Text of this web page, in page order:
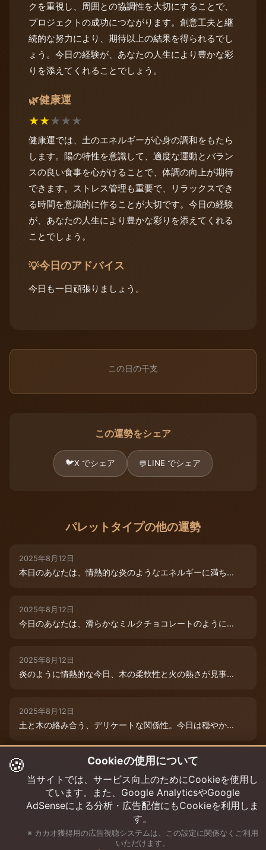
クを重視し、周囲との協調性を大切にすることで、
プロジェクトの成功につながります。創意工夫と継
続的な努力により、期待以上の結果を得られるでし
ょう。今日の経験が、あなたの人生により豊かな彩
りを添えてくれることでしょう。
🌿健康運
★★★★★
健康運では、土のエネルギーが心身の調和をもたら
します。陽の特性を意識して、適度な運動とバラン
スの良い食事を心がけることで、体調の向上が期待
できます。ストレス管理も重要で、リラックスでき
る時間を意識的に作ることが大切です。今日の経験
が、あなたの人生により豊かな彩りを添えてくれる
ことでしょう。
💡今日のアドバイス
今日も一日頑張りましょう。
この日の干支
この運勢をシェア
🐦X でシェア 💬LINE でシェア
パレットタイプの他の運勢
2025年8月12日
本日のあなたは、情熱的な炎のようなエネルギーに満ち...
2025年8月12日
今日のあなたは、滑らかなミルクチョコレートのように...
2025年8月12日
炎のように情熱的な今日、木の柔軟性と火の熱さが見事...
2025年8月12日
土と木の絡み合う、デリケートな関係性。今日は穏やか...
2025年8月12日
本日は、木と水の絶妙な相生エネルギーが、あなたの可...
🍪 Cookieの使用について
当サイトでは、サービス向上のためにCookieを使用し
ています。また、Google AnalyticsやGoogle
AdSenseによる分析・広告配信にもCookieを利用しま
す。
※ カカオ獲得用の広告視聴システムは、この設定に関係なくご利用
いただけます。